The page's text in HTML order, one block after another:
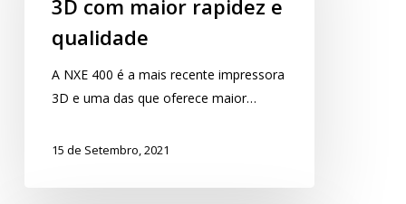
3D com maior rapidez e
qualidade
A NXE 400 é a mais recente impressora
3D e uma das que oferece maior…
15 de Setembro, 2021